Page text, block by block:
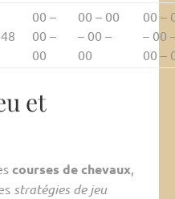
00 –
00 –
00
00 – 00
– 00 –
00
00 –
– 00
00 –
et
courses de chevaux,
stratégies de jeu